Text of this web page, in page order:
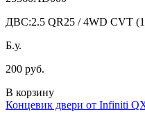
ДВС:2.5 QR25 / 4WD CVT
Б.у.
200 руб.
В корзину
Концевик двери от Infiniti